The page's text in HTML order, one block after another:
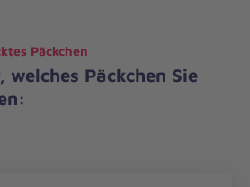
welches Päckchen Sie
Päckchen